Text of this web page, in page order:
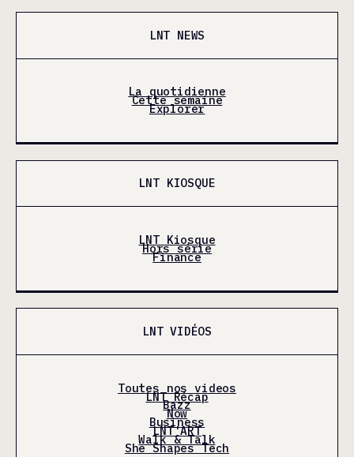
LNT NEWS
La quotidienne
Cette semaine
Explorer
LNT KIOSQUE
LNT Kiosque
Hors série
Finance
LNT VIDÉOS
Toutes nos videos
LNT Récap
Bazz
Now
Business
LNT'ART
Walk & Talk
She Shapes Tech